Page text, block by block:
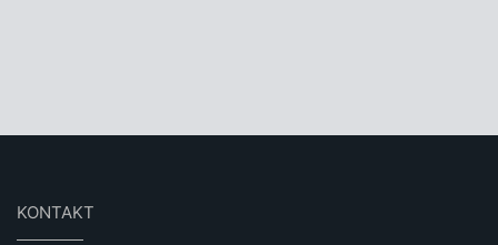
KONTAKT